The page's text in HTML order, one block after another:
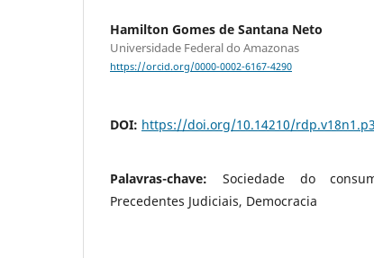
Hamilton Gomes de Santana Neto
Universidade Federal do Amazonas
https://orcid.org/0000-0002-6167-4290
DOI: https://doi.org/10.14210/
Palavras-chave: Sociedade do
Precedentes Judiciais, Democracia